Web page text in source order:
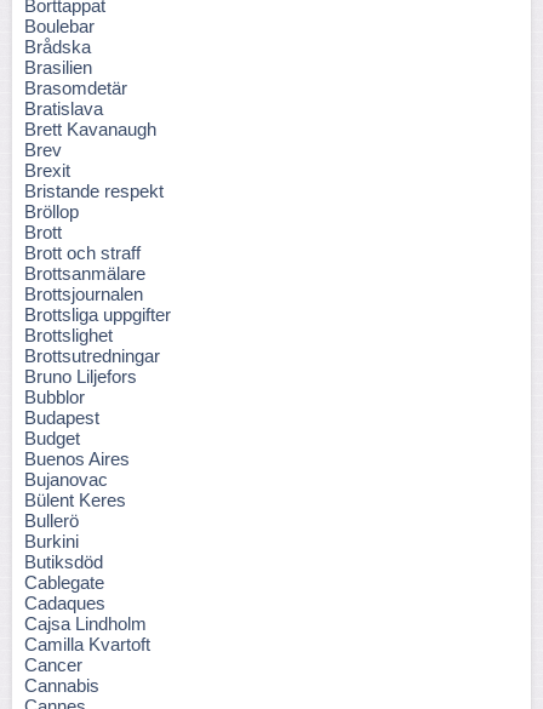
Borttappat
Boulebar
Brådska
Brasilien
Brasomdetär
Bratislava
Brett Kavanaugh
Brev
Brexit
Bristande respekt
Bröllop
Brott
Brott och straff
Brottsanmälare
Brottsjournalen
Brottsliga uppgifter
Brottslighet
Brottsutredningar
Bruno Liljefors
Bubblor
Budapest
Budget
Buenos Aires
Bujanovac
Bülent Keres
Bullerö
Burkini
Butiksdöd
Cablegate
Cadaques
Cajsa Lindholm
Camilla Kvartoft
Cancer
Cannabis